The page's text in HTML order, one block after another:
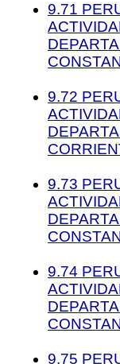
9.71
9.72
9.73
9.74
9.75